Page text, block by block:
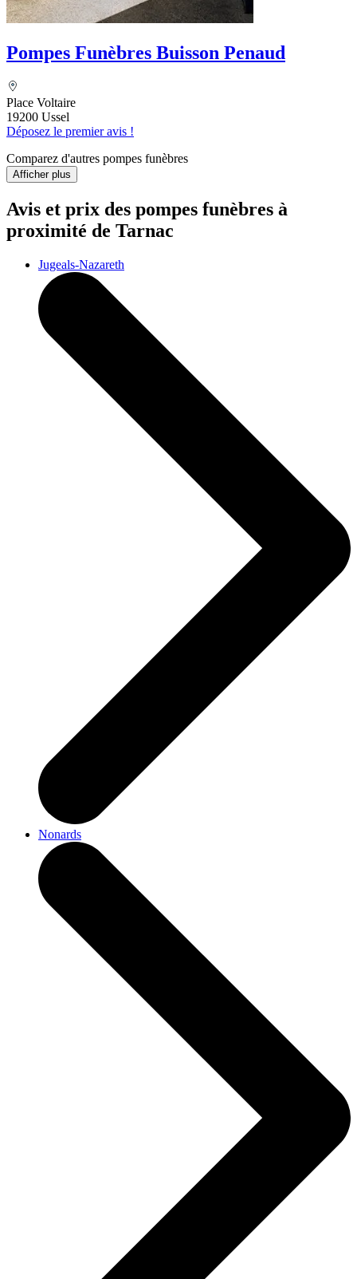
Pompes Funèbres Buisson Penaud
Place Voltaire
19200 Ussel
Déposez le premier avis !
Comparez d'autres pompes funèbres
Afficher plus
Avis et prix des pompes funèbres à
proximité de Tarnac
Jugeals-Nazareth
Nonards